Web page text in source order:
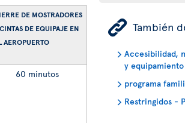
DE MOSTRADORES
DE EQUIPAJE EN
AEROPUERTO
60 minutos
ÿ También
Accesibilidad,
y
programa
Restringidos -